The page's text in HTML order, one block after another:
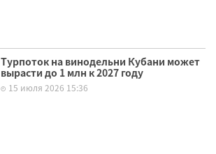
Турпоток на винодельни Кубани может
вырасти до 1 млн к 2027 году
15 июля 2026 15:36